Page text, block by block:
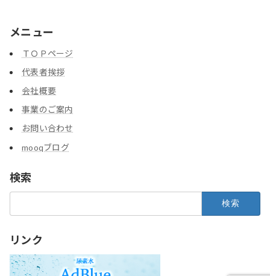
メニュー
ＴＯＰページ
代表者挨拶
会社概要
事業のご案内
お問い合わせ
mooqブログ
検索
リンク